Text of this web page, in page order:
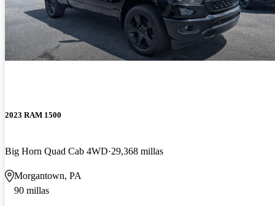
2023 RAM 1500
Big Horn Quad Cab 4WD 29,368 millas
Morgantown, PA
90 millas